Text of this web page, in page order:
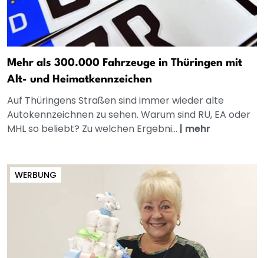
Mehr als 300.000 Fahrzeuge in Thüringen mit
Alt- und Heimatkennzeichen
Auf Thüringens Straßen sind immer wieder alte
Autokennzeichnen zu sehen. Warum sind RU, EA oder
MHL so beliebt? Zu welchen Ergebni... | mehr
WERBUNG